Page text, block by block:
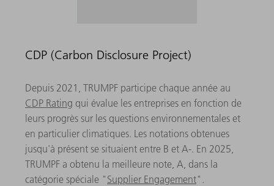
CDP (Carbon Disclosure Project)
Depuis 2021, TRUMPF participe chaque année au
CDP Rating qui évalue les entreprises en fonction de
leurs progrès sur les questions environnementales et
en particulier climatiques. Les notations obtenues
jusqu'à présent se situaient entre B et A-. En 2025,
TRUMPF a obtenu la meilleure note, A, dans la
catégorie spéciale " Supplier Engagement".